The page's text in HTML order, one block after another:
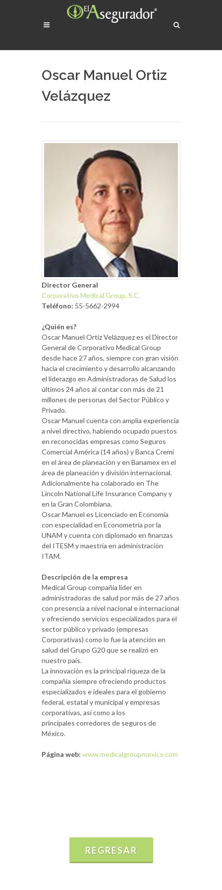
Oscar Manuel Ortiz
Velázquez
Director General
Corporativo Medical Group, S.C.
Teléfono: 55-5662-2994
¿Quién es?
Oscar Manuel Ortiz Velázquez es el Director
General de Corporativo Medical Group
desde hace 27 años, siempre con gran visión
hacia el crecimiento y desarrollo alcanzando
el liderazgo en Administradoras de Salud los
últimos 24 años al contar con más de 21
millones de personas del Sector Público y
Privado.
Oscar Manuel cuenta con amplia experiencia
a nivel directivo, habiendo ocupado puestos
en reconocidas empresas como Seguros
Comercial América (14 años) y Banca Cremi
en el área de planeación y en Banamex en el
área de planeación y división internacional.
Adicionalmente ha colaborado en The
Lincoln National Life Insurance Company y
en la Gran Colombiana.
Oscar Manuel es Licenciado en Economía
con especialidad en Econometría por la
UNAM y cuenta con diplomado en finanzas
del ITESM y maestría en administración
ITAM.
Descripción de la empresa
Medical Group compañía líder en
administradoras de salud por más de 27 años
con presencia a nivel nacional e internacional
y ofreciendo servicios especializados para el
sector público y privado (empresas
Corporativas) como lo fue la atención en
salud del Grupo G20 que se realizó en
nuestro país.
La innovación es la principal riqueza de la
compañía siempre ofreciendo productos
especializados e ideales para el gobierno
federal, estatal y municipal y empresas
corporativas, así como a los
principales corredores de seguros de
México.
Página web: www.medicalgroupmexico.com
REGRESAR